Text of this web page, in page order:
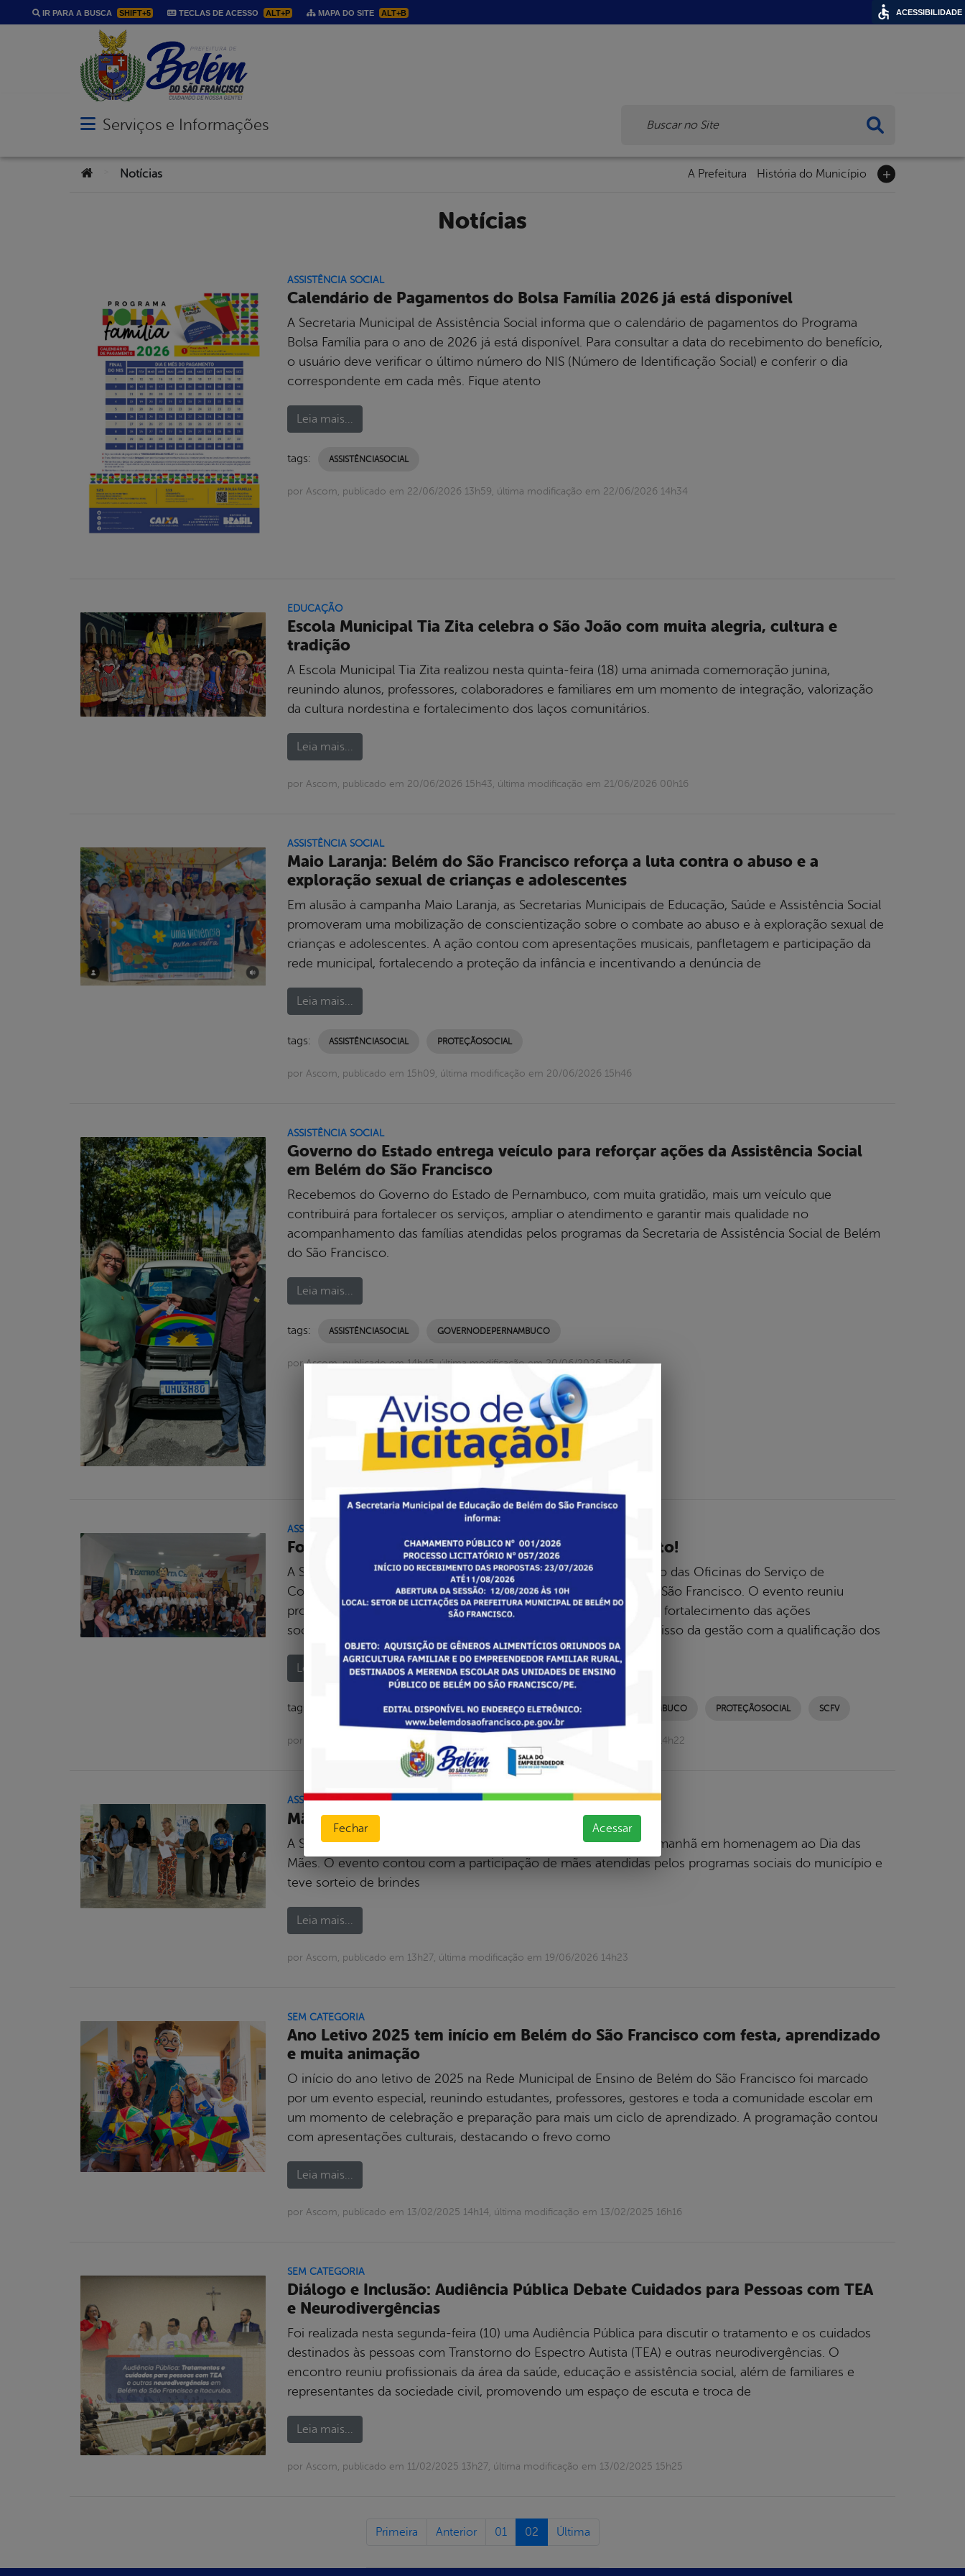
IR PARA A BUSCA SHIFT+5 TECLAS DE ACESSO ALT+P MAPA DO SITE ALT+B
Abrir menu principal de navegação
Serviços e Informações
Você está aqui:
Notícias A Prefeitura História do Município
Notícias
ASSISTÊNCIA SOCIAL
Calendário de Pagamentos do Bolsa Família 2026 já está disponível
A Secretaria Municipal de Assistência Social informa que o calendário de pagamentos do Programa
Bolsa Família para o ano de 2026 já está disponível. Para consultar a data do recebimento do benefício,
o usuário deve verificar o último número do NIS (Número de Identificação Social) e conferir o dia
correspondente em cada mês. Fique atento
Leia mais...
tags: ASSISTÊNCIASOCIAL
por Ascom, publicado em 22/06/2026 13h59, última modificação em 22/06/2026 14h34
EDUCAÇÃO
Escola Municipal Tia Zita celebra o São João com muita alegria, cultura e
tradição
A Escola Municipal Tia Zita realizou nesta quinta-feira (18) uma animada comemoração junina,
reunindo alunos, professores, colaboradores e familiares em um momento de integração, valorização
da cultura nordestina e fortalecimento dos laços comunitários.
Leia mais...
por Ascom, publicado em 20/06/2026 15h43, última modificação em 21/06/2026 00h16
ASSISTÊNCIA SOCIAL
Maio Laranja: Belém do São Francisco reforça a luta contra o abuso e a
exploração sexual de crianças e adolescentes
Em alusão à campanha Maio Laranja, as Secretarias Municipais de Educação, Saúde e Assistência Social
promoveram uma mobilização de conscientização sobre o combate ao abuso e à exploração sexual de
crianças e adolescentes. A ação contou com apresentações musicais, panfletagem e participação da
rede municipal, fortalecendo a proteção da infância e incentivando a denúncia de
Leia mais...
tags: ASSISTÊNCIASOCIAL PROTEÇÃOSOCIAL
por Ascom, publicado em 15h09, última modificação em 20/06/2026 15h46
ASSISTÊNCIA SOCIAL
Governo do Estado entrega veículo para reforçar ações da Assistência Social
em Belém do São Francisco
Recebemos do Governo do Estado de Pernambuco, com muita gratidão, mais um veículo que
contribuirá para fortalecer os serviços, ampliar o atendimento e garantir mais qualidade no
acompanhamento das famílias atendidas pelos programas da Secretaria de Assistência Social de Belém
do São Francisco.
Leia mais...
tags: ASSISTÊNCIASOCIAL GOVERNODEPERNAMBUCO
por Ascom, publicado em 14h45, última modificação em 20/06/2026 15h46
ASSISTÊNCIA SOCIAL
Fortalecendo vínculos e construindo conhecimento!
A Secretaria Municipal de Assistência Social participou do 2º Ciclo das Oficinas do Serviço de
Convivência e Fortalecimento de Vínculos (SCFV), em Belém de São Francisco. O evento reuniu
profissionais de diversos municípios para troca de experiências e fortalecimento das ações
socioassistenciais. A participação da equipe reafirma o compromisso da gestão com a qualificação dos
Leia mais...
tags: ASSISTÊNCIASOCIAL FORTALECENDOVÍNCULOS GOVERNODEPERNAMBUCO PROTEÇÃOSOCIAL SCFV
por Ascom, publicado em 19/06/2026 13h48, última modificação em 19/06/2026 14h22
ASSISTÊNCIA SOCIAL
Mãe: voz que protege, amor que acolhe.
A Secretaria Municipal de Assistência Social realizou um café da manhã em homenagem ao Dia das
Mães. O evento contou com a participação de mães atendidas pelos programas sociais do município e
teve sorteio de brindes
Leia mais...
por Ascom, publicado em 13h27, última modificação em 19/06/2026 14h23
SEM CATEGORIA
Ano Letivo 2025 tem início em Belém do São Francisco com festa, aprendizado
e muita animação
O início do ano letivo de 2025 na Rede Municipal de Ensino de Belém do São Francisco foi marcado
por um evento especial, reunindo estudantes, professores, gestores e toda a comunidade escolar em
um momento de celebração e preparação para mais um ciclo de aprendizado. A programação contou
com apresentações culturais, destacando o frevo como
Leia mais...
por Ascom, publicado em 13/02/2025 14h14, última modificação em 13/02/2025 16h16
SEM CATEGORIA
Diálogo e Inclusão: Audiência Pública Debate Cuidados para Pessoas com TEA
e Neurodivergências
Foi realizada nesta segunda-feira (10) uma Audiência Pública para discutir o tratamento e os cuidados
destinados às pessoas com Transtorno do Espectro Autista (TEA) e outras neurodivergências. O
encontro reuniu profissionais da área da saúde, educação e assistência social, além de familiares e
representantes da sociedade civil, promovendo um espaço de escuta e troca de
Leia mais...
por Ascom, publicado em 11/02/2025 13h27, última modificação em 13/02/2025 15h25
Primeira Anterior 01 02 Última
Fechar Acessar
ACESSIBILIDADE